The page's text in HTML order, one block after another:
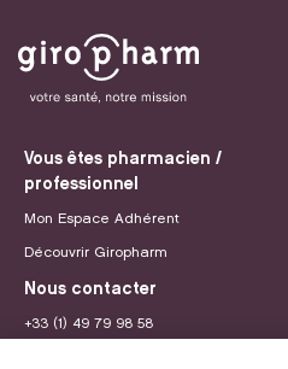
Vous êtes pharmacien /
professionnel
Mon Espace Adhérent
Découvrir Giropharm
Nous contacter
+33 (1) 49 79 98 58